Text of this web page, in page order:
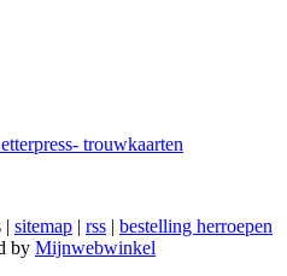
| sitemap | rss | bestelling herroepen
by Mijnwebwinkel